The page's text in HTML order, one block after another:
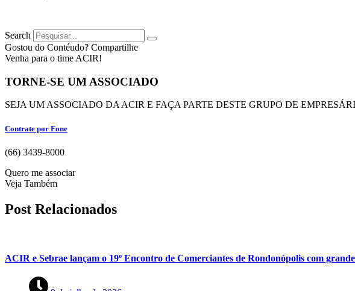
Search
Gostou do Contéudo? Compartilhe
Venha para o time ACIR!
TORNE-SE UM ASSOCIADO
SEJA UM ASSOCIADO DA ACIR E FAÇA PARTE DESTE GRUPO DE
Contrate por Fone
(66) 3439-8000
Quero me associar
Veja Também
Post Relacionados
ACIR e Sebrae lançam o 19º Encontro de Comerciantes de Rondonópolis com